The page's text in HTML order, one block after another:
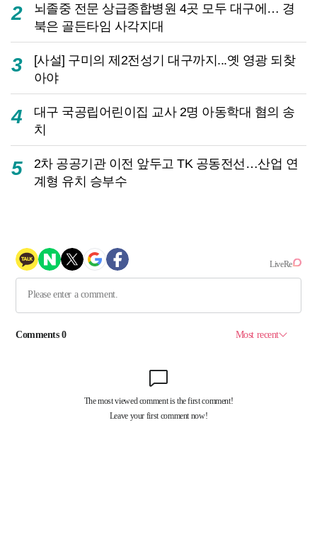
2
뇌졸중 전문 상급종합병원 4곳 모두 대구에… 경
북은 골든타임 사각지대
3
[사설] 구미의 제2전성기 대구까지...옛 영광 되찾
아야
4
대구 국공립어린이집 교사 2명 아동학대 혐의 송
치
5
2차 공공기관 이전 앞두고 TK 공동전선…산업 연
계형 유치 승부수